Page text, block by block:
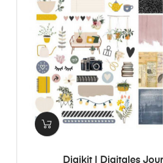
Digikit | Digitales